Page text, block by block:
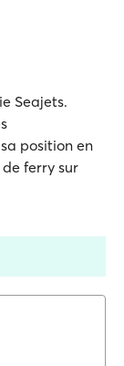
Seajets.
position en
ferry sur